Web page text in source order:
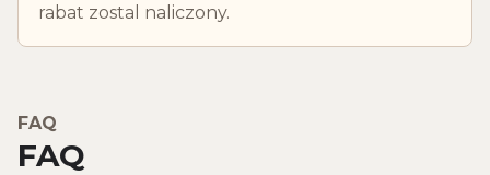
rabat zostal naliczony.
FAQ
FAQ